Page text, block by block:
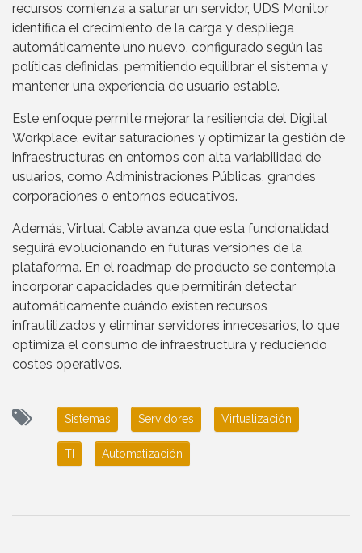
recursos comienza a saturar un servidor, UDS Monitor
identifica el crecimiento de la carga y despliega
automáticamente uno nuevo, configurado según las
políticas definidas, permitiendo equilibrar el sistema y
mantener una experiencia de usuario estable.
Este enfoque permite mejorar la resiliencia del Digital
Workplace, evitar saturaciones y optimizar la gestión de
infraestructuras en entornos con alta variabilidad de
usuarios, como Administraciones Públicas, grandes
corporaciones o entornos educativos.
Además, Virtual Cable avanza que esta funcionalidad
seguirá evolucionando en futuras versiones de la
plataforma. En el roadmap de producto se contempla
incorporar capacidades que permitirán detectar
automáticamente cuándo existen recursos
infrautilizados y eliminar servidores innecesarios, lo que
optimiza el consumo de infraestructura y reduciendo
costes operativos.
Sistemas Servidores Virtualización
TI Automatización